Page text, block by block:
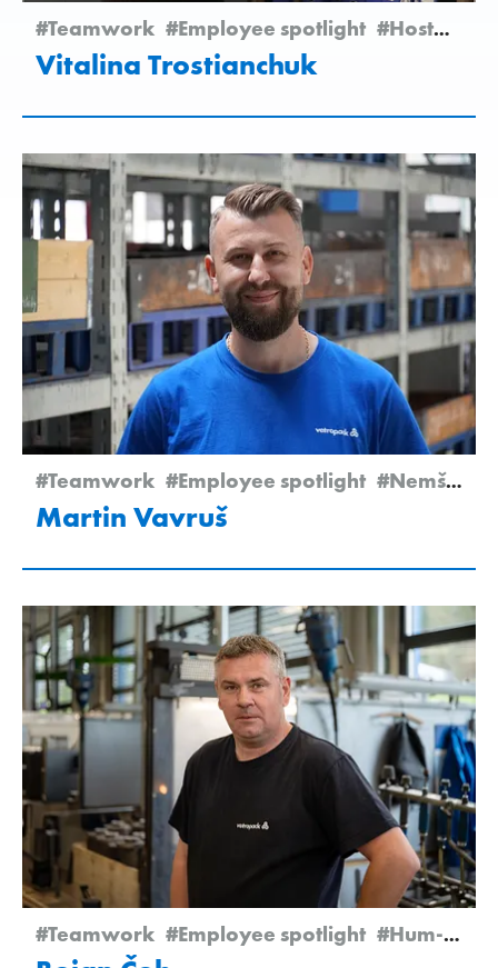
#Teamwork #Employee spotlight #Hostomel
Vitalina Trostianchuk
#Teamwork #Employee spotlight #Nemšová
Martin Vavruš
#Teamwork #Employee spotlight #Hum-na-Sutli